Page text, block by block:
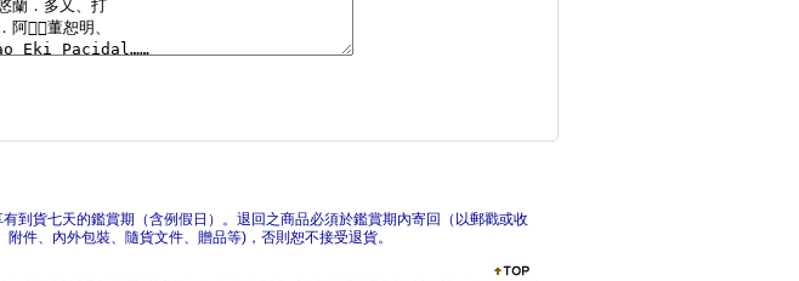
到貨七天的鑑賞期（含例假日）。退回之商品必須於鑑賞期內寄回（以郵戳或收
件、內外包裝、隨貨文件、贈品等)，否則恕不接受退貨。